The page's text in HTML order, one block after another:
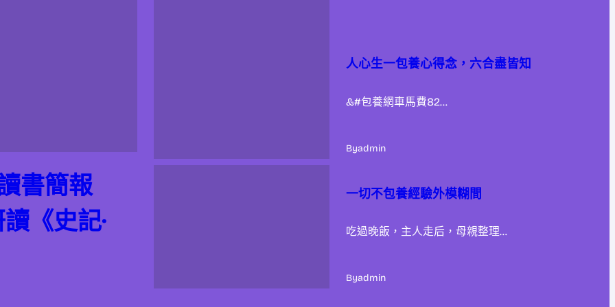
書簡報
《史記·
人心生一包養心得念，六合盡皆知
&#包養網車馬費82…
Byadmin
一切不包養經驗外模糊間
吃過晚飯，主人走后，母親整理…
Byadmin